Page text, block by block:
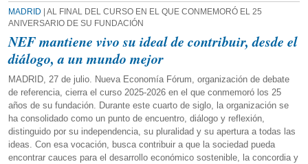
MADRID | AL FINAL DEL CURSO EN EL QUE CONMEMORÓ EL 25
ANIVERSARIO DE SU FUNDACIÓN
NEF mantiene vivo su ideal de contribuir, desde el
diálogo, a un mundo mejor
MADRID, 27 de julio. Nueva Economía Fórum, organización de debate
de referencia, cierra el curso 2025-2026 en el que conmemoró los 25
años de su fundación. Durante este cuarto de siglo, la organización se
ha consolidado como un punto de encuentro, diálogo y reflexión,
distinguido por su independencia, su pluralidad y su apertura a todas las
ideas. Con esa vocación, busca contribuir a que la sociedad pueda
encontrar cauces para el desarrollo económico sostenible, la concordia y